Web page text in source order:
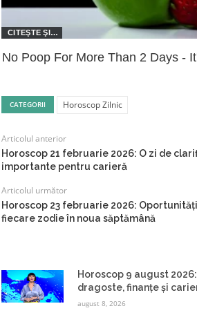
No Poop For More Than 2 Days -
CATEGORII Horoscop Zilnic
Articolul anterior
Horoscop 21 februarie 2026: O zi de
importante pentru carieră
Articolul următor
Horoscop 23 februarie 2026:
fiecare zodie în noua săptămână
Horoscop 9 august
dragoste, finanțe și
august 8, 2026